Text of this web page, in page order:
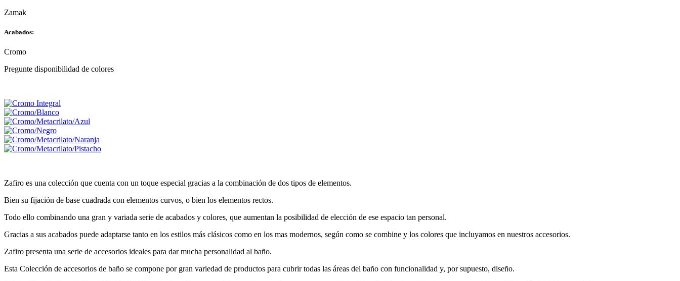
Zamak
Acabados:
Cromo
Pregunte disponibilidad de colores
Zafiro es una colección que cuenta con un toque especial gracias a la combinación de dos tipos de elementos.
Bien su fijación de base cuadrada con elementos curvos, o bien los elementos rectos.
Todo ello combinando una gran y variada serie de acabados y colores, que aumentan la posibilidad de elección de ese espacio tan personal.
Gracias a sus acabados puede adaptarse tanto en los estilos más clásicos como en los mas modernos, según como se combine y los colores que incluyamos en nuestros accesorios.
Zafiro presenta una serie de accesorios ideales para dar mucha personalidad al baño.
Esta Colección de accesorios de baño se compone por gran variedad de productos para cubrir todas las áreas del baño con funcionalidad y, por supuesto, diseño.